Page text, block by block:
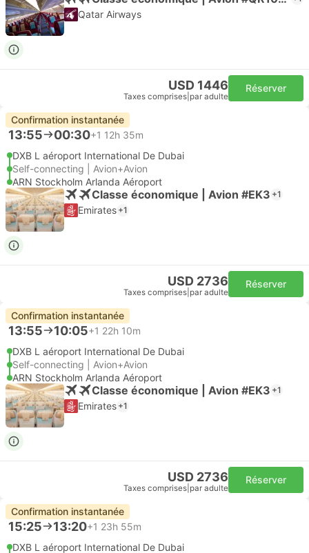
Qatar Airways
USD 1446
Taxes comprises par adulte
Réserver
Confirmation instantanée
13:55 00:30+1 12h 35m
DXB L aéroport International De Dubai
Self-connecting | Avion+Avion
ARN Stockholm Arlanda Aéroport
Classe économique | Avion #EK3 +1
Emirates +1
USD 2736
Taxes comprises par adulte
Réserver
Confirmation instantanée
13:55 10:05+1 22h 10m
DXB L aéroport International De Dubai
Self-connecting | Avion+Avion
ARN Stockholm Arlanda Aéroport
Classe économique | Avion #EK3 +1
Emirates +1
USD 2736
Taxes comprises par adulte
Réserver
Confirmation instantanée
15:25 13:20+1 23h 55m
DXB L aéroport International De Dubai